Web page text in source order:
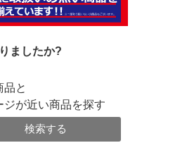
ましたか?
品と
ジが近い商品を探す
検索する